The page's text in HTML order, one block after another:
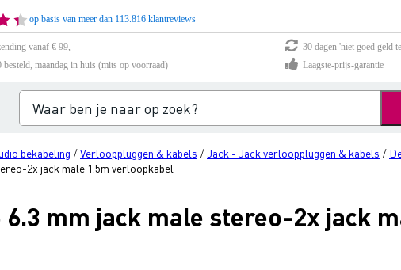
op basis van meer dan 113.816 klantreviews
vanaf € 99,-
30 dagen 'niet goed geld
besteld, maandag in huis (mits op voorraad)
Laagste-prijs-garantie
bekabeling /Verlooppluggen & kabels / Jack - Jack verlooppluggen & kabels /
2x jack male 1.5m verloopkabel
6.3 mm jack male stereo-2x jack